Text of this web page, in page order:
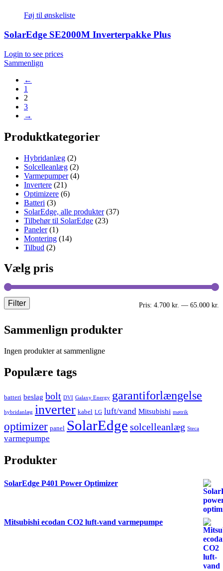
Føj til ønskeliste
SolarEdge SE2000M Inverterpakke Plus
Login to see prices
Sammenlign
←
1
2
3
→
Produktkategorier
Hybridanlæg (2)
Solcelleanlæg (2)
Varmepumper (4)
Invertere (21)
Optimizere (6)
Batteri (3)
SolarEdge, alle produkter (37)
Tilbehør til SolarEdge (23)
Paneler (1)
Montering (14)
Tilbud (2)
Vælg pris
Filter Pris: 4.700 kr. — 65.000 kr.
Sammenlign produkter
Ingen produkter at sammenligne
Populære tags
batteri beslag bolt DVI Galaxy Energy garantiforlængelse
hybridanlæg inverter kabel LG luft/vand Mitsubishi møtrik
optimizer panel SolarEdge solcelleanlæg Steca
varmepumpe
Produkter
SolarEdge P401 Power Optimizer
Mitsubishi ecodan CO2 luft-vand varmepumpe